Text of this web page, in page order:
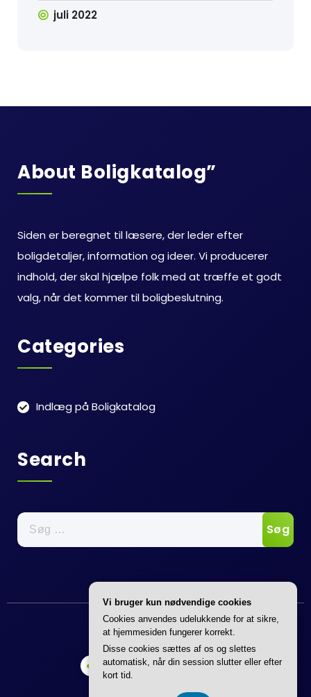
juli 2022
About Boligkatalog”
Siden er beregnet til læsere, der leder efter
boligdetaljer, information og ideer. Vi producerer
indhold, der skal hjælpe folk med at træffe et godt
valg, når det kommer til boligbeslutning.
Categories
Indlæg på Boligkatalog
Search
Søg
efter:
Annonce
Vi bruger kun nødvendige cookies
Cookies anvendes udelukkende for at sikre,
at hjemmesiden fungerer korrekt.
Disse cookies sættes af os og slettes
automatisk, når din session slutter eller efter
kort tid.